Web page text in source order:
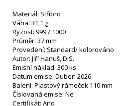
Materiál: Stříbro
Váha: 31,1 g
Ryzost: 999 / 1000
Průměr: 37 mm
Provedení: Standard/ kolorováno
Autor: Jiří Hanuš, DiS.
Emisní náklad: 300 ks
Datum emise: Duben 2026
Balení: Plastový rámeček 110 mm
Číslovaná emise: Ne
Certifikát: Ano